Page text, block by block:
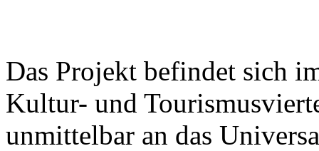
Das Projekt befindet sich
Kultur- und
unmittelbar an das